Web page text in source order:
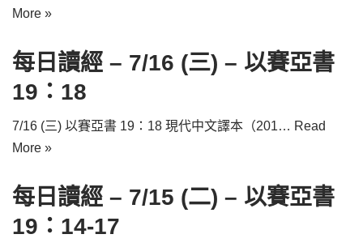
More »
每日讀經 – 7/16 (三) – 以賽亞書
19：18
7/16 (三) 以賽亞書 19：18 現代中文譯本（201… Read
More »
每日讀經 – 7/15 (二) – 以賽亞書
19：14-17